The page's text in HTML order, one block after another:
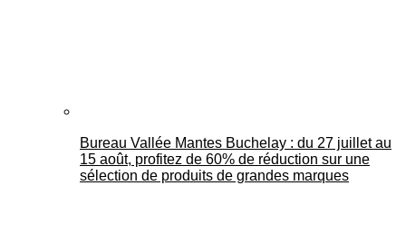
Bureau Vallée Mantes Buchelay : du 27 juillet au
15 août, profitez de 60% de réduction sur une
sélection de produits de grandes marques